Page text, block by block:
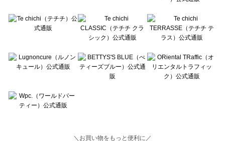
＼お買い物をもっと便利に／